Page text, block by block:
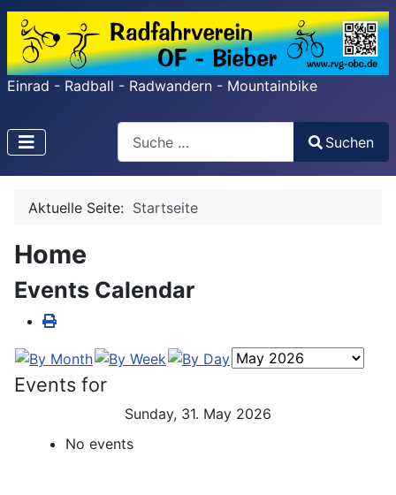
Einrad - Radball - Radwandern - Mountainbike
Search
Type 2 or more characters for results.
Suchen
Aktuelle Seite: Startseite
Home
Events Calendar
Events for
Sunday, 31. May 2026
No events